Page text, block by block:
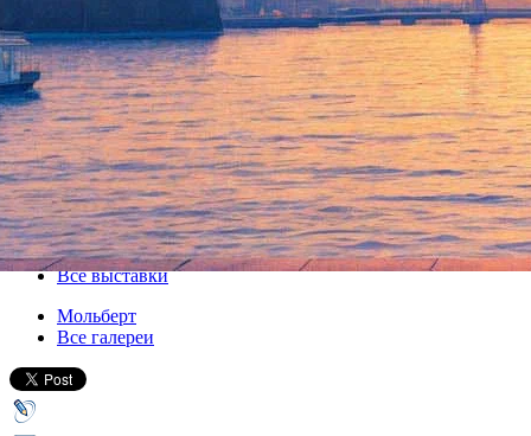
Александр Воцмуш
распахнет окна в Таиланд
01 апреля 2017, суббота-23 апреля 2017, воскресенье
Версия для печати
Все выставки
Мольберт
Все галереи